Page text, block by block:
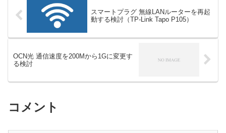
スマートプラグ 無線LANルーターを再起
動する検討（TP-Link Tapo P105）
OCN光 通信速度を200Mから1Gに変更す
る検討
コメント